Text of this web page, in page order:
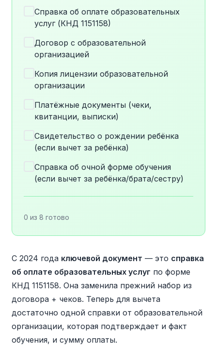
Справка об оплате образовательных
услуг (КНД 1151158)
Договор с образовательной
организацией
Копия лицензии образовательной
организации
Платёжные документы (чеки,
квитанции, выписки)
Свидетельство о рождении ребёнка
(если вычет за ребёнка)
Справка об очной форме обучения
(если вычет за ребёнка/брата/сестру)
0 из 8 готово
С 2024 года ключевой документ — это справка
об оплате образовательных услуг по форме
КНД 1151158. Она заменила прежний набор из
договора + чеков. Теперь для вычета
достаточно одной справки от образовательной
организации, которая подтверждает и факт
обучения, и сумму оплаты.